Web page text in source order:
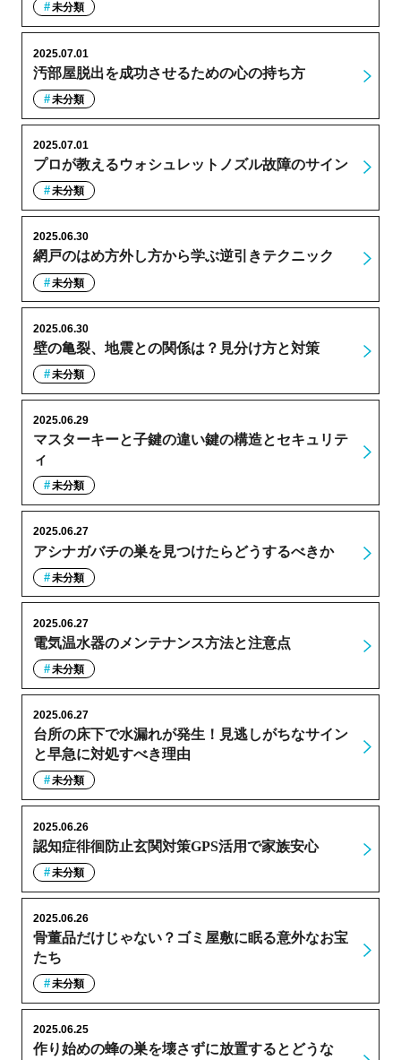
未分類
汚部屋脱出を成功させるための心の持ち方
2025.07.01
未分類
プロが教えるウォシュレットノズル故障のサイン
2025.07.01
未分類
網戸のはめ方外し方から学ぶ逆引きテクニック
2025.06.30
未分類
壁の亀裂、地震との関係は？見分け方と対策
2025.06.30
未分類
マスターキーと子鍵の違い鍵の構造とセキュリテ
ィ
2025.06.29
未分類
アシナガバチの巣を見つけたらどうするべきか
2025.06.27
未分類
電気温水器のメンテナンス方法と注意点
2025.06.27
未分類
台所の床下で水漏れが発生！見逃しがちなサイン
と早急に対処すべき理由
2025.06.27
未分類
認知症徘徊防止玄関対策GPS活用で家族安心
2025.06.26
未分類
骨董品だけじゃない？ゴミ屋敷に眠る意外なお宝
たち
2025.06.26
未分類
作り始めの蜂の巣を壊さずに放置するとどうな
2025.06.25